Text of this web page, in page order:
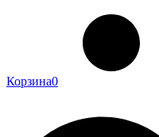
Корзина0